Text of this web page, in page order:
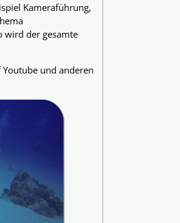
Kameraführung,
wird der gesamte
und anderen